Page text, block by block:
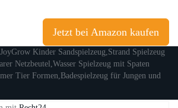
Jetzt bei Amazon kaufen
JoyGrow Kinder Sandspielzeug,Strand Spielzeug
Netzbeutel,Wasser Spielzeug mit Spaten
Tier Formen,Badespielzeug für Jungen und